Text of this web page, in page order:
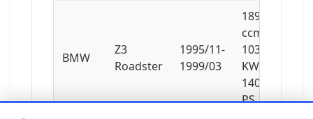
BMW
Z3
Roadster
1995/11-
1999/03
1895
ccm,
103
KW,
140
PS